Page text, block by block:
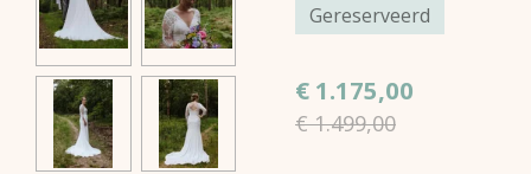
Gereserveerd
€ 1.175,00
€ 1.499,00